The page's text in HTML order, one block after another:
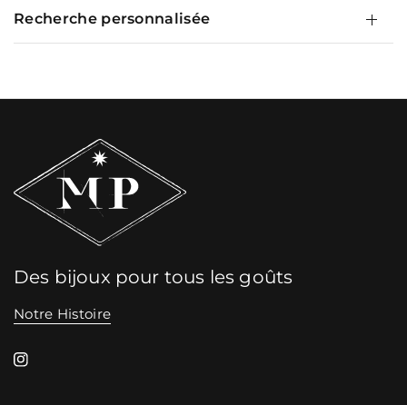
Recherche personnalisée
Des bijoux pour tous les goûts
Notre Histoire